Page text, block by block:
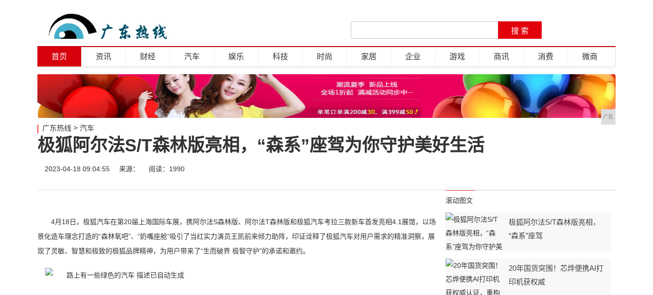
首页 资讯 财经 汽车 娱乐 科技 时尚 家居 企业 游戏 商讯 消费 微商
广告
广东热线 > 汽车
极狐阿尔法S/T森林版亮相，“森系”座驾为你守护美好生活
2023-04-18 09:04:55 来源： 阅读：1990
4月18日，极狐汽车在第20届上海国际车展，携阿尔法S森林版、阿尔法T森林版和极狐汽车考拉三款新车首发亮相4.1展馆，以场
景化造车理念打造的“森林氧吧”、“奶嘴座舱”吸引了当红实力演员王凯前来倾力助阵，印证诠释了极狐汽车对用户需求的精准洞察，展
现了灵敏、智慧和极致的极狐品牌精神，为用户带来了“生而破界 极智守护”的承诺和邀约。
滚动图文
极狐阿尔法S/T森林版亮相，
“森系”座驾
20年国货突围！芯烨便携AI打
印机获权威